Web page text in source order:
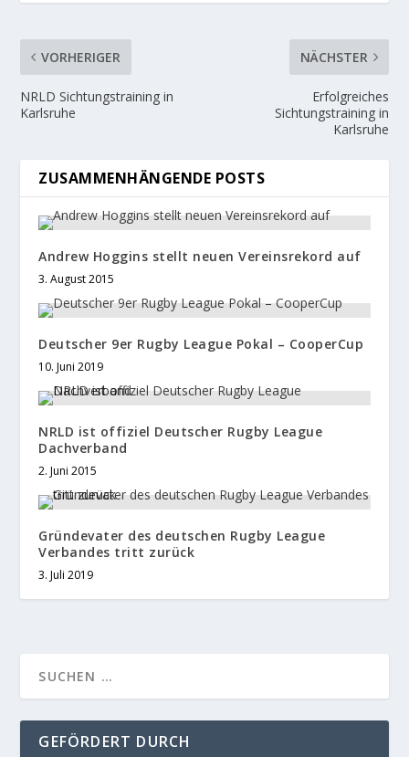
VORHERIGER
NRLD Sichtungstraining in
Karlsruhe
NÄCHSTER
Erfolgreiches
Sichtungstraining in
Karlsruhe
ZUSAMMENHÄNGENDE POSTS
Andrew Hoggins stellt neuen Vereinsrekord auf
3. August 2015
Deutscher 9er Rugby League Pokal – CooperCup
10. Juni 2019
NRLD ist offiziel Deutscher Rugby League
Dachverband
2. Juni 2015
Gründevater des deutschen Rugby League
Verbandes tritt zurück
3. Juli 2019
GEFÖRDERT DURCH